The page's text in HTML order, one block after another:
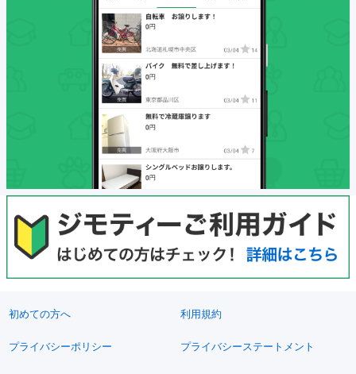
初めての方へ 利用規約
プライバシーポリシー プライバシーステートメント